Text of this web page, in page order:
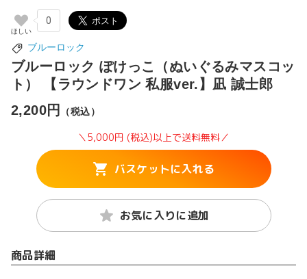
0
ブルーロック
ブルーロック ぽけっこ（ぬいぐるみマスコッ
ト） 【ラウンドワン 私服ver.】凪 誠士郎
2,200円
（税込）
＼5,000円 (税込)以上で送料無料／
バスケットに入れる
お気に入りに追加
商品詳細